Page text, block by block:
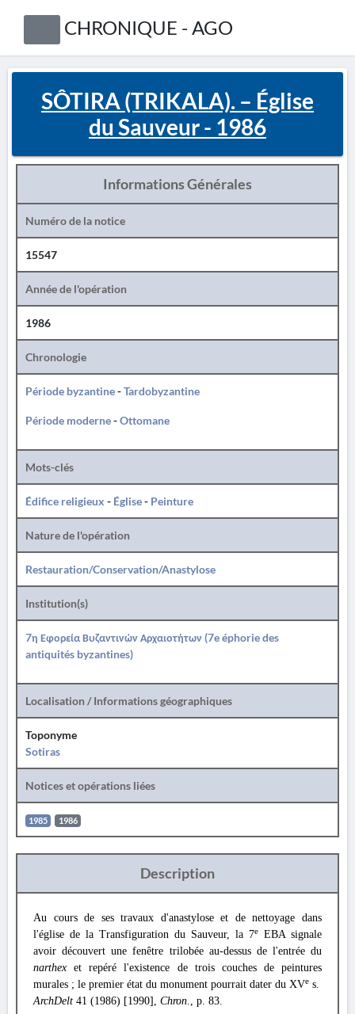
CHRONIQUE - AGO
SÔTIRA (TRIKALA). – Église
du Sauveur - 1986
Informations Générales
Numéro de la notice
15547
Année de l'opération
1986
Chronologie
Période byzantine-Tardobyzantine
Période moderne-Ottomane
Mots-clés
Édifice religieux - Église- Peinture
Nature de l'opération
Restauration/Conservation/Anastylose
Institution(s)
7η Εφορεία Βυζαντινών Αρχαιοτήτων (7e éphorie des
antiquités byzantines)
Localisation / Informations géographiques
Toponyme
Sotiras
Notices et opérations liées
1985 1986
Description
Au cours de ses travaux d'anastylose et de nettoyage dans
l'église de la Transfiguration du Sauveur, la 7e
EBA signale
avoir découvert une fenêtre trilobée au-dessus de l'entrée du
narthexet repéré l'existence de trois couches de peintures
murales ; le premier état du monument pourrait dater du XVe s.
ArchDelt 41 (1986) [1990], Chron., p. 83.